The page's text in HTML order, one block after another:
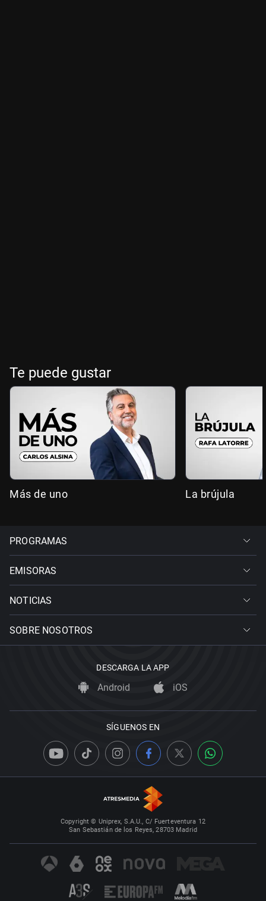
Te puede gustar
Más de uno La brújula
PROGRAMAS
EMISORAS
NOTICIAS
SOBRE NOSOTROS
DESCARGA LA APP
Android iOS
SÍGUENOS EN
Copyright © Uniprex, S.A.U., C/ Fuerteventura 12
San Sebastián de los Reyes, 28703 Madrid